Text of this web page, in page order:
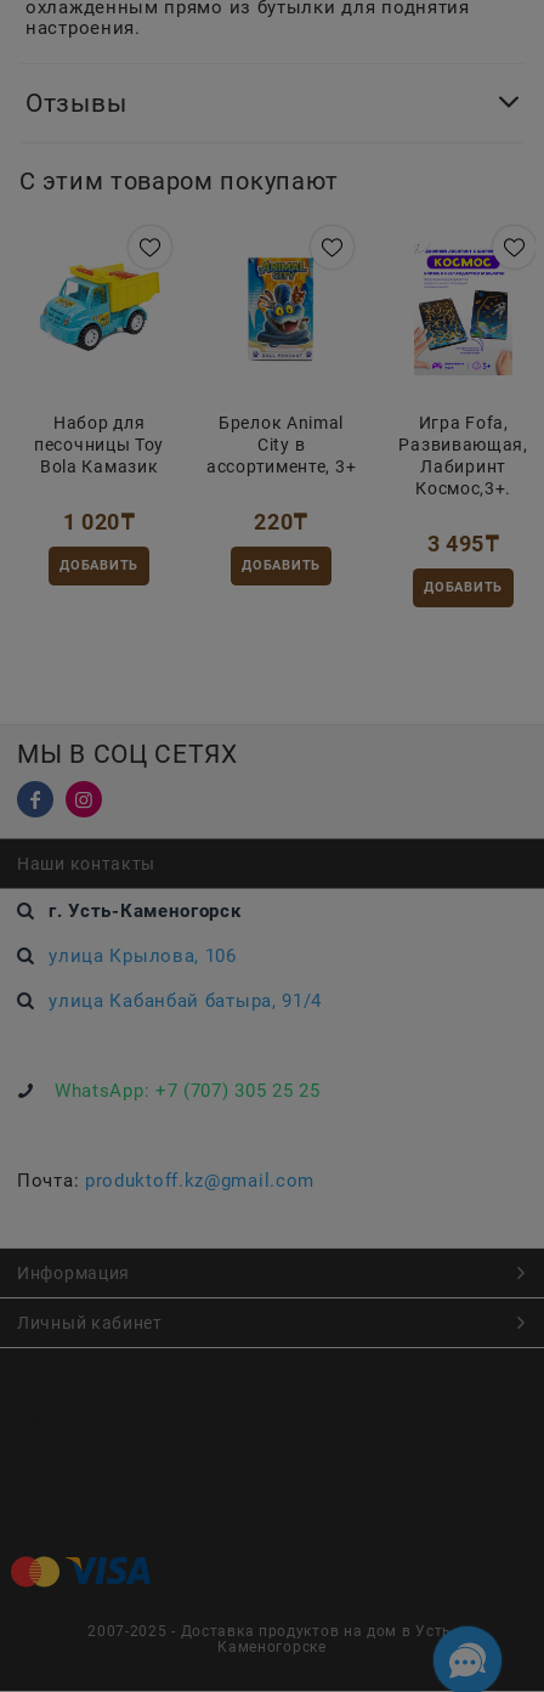
охлажденным прямо из бутылки для поднятия
настроения.
Отзывы
С этим товаром покупают
Набор для
песочницы Toy
Bola Камазик
1 020₸
ДОБАВИТЬ
Брелок Animal
City в
ассортименте, 3+
220₸
ДОБАВИТЬ
Игра Fofa,
Развивающая,
Лабиринт
Космос,3+.
3 495₸
ДОБАВИТЬ
МЫ В СОЦ СЕТЯХ
Наши контакты
г. Усть-Каменогорск
улица Крылова, 106
улица Кабанбай батыра, 91/4
WhatsApp: +7 (707) 305 25 25
Почта: produktoff.kz@gmail.com
Информация
Личный кабинет
2007-2025 - Доставка продуктов на дом в Усть-
Каменогорске